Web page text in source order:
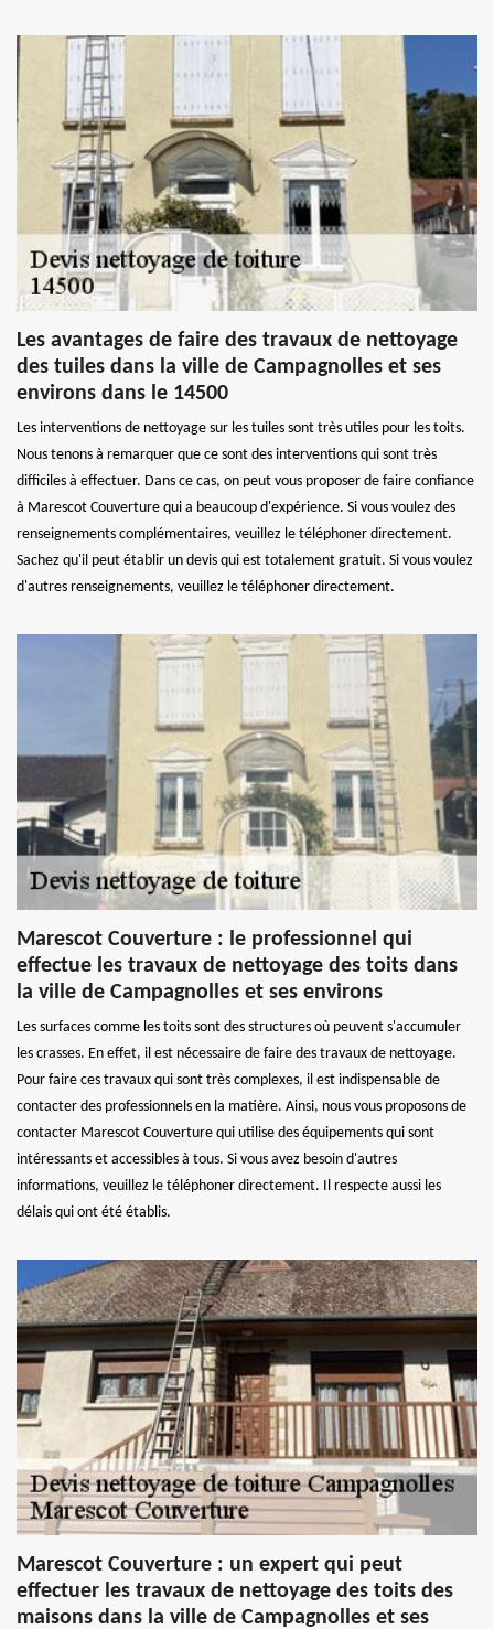
Les avantages de faire des travaux de nettoyage
des tuiles dans la ville de Campagnolles et ses
environs dans le 14500
Les interventions de nettoyage sur les tuiles sont très utiles pour les toits.
Nous tenons à remarquer que ce sont des interventions qui sont très
difficiles à effectuer. Dans ce cas, on peut vous proposer de faire confiance
à Marescot Couverture qui a beaucoup d'expérience. Si vous voulez des
renseignements complémentaires, veuillez le téléphoner directement.
Sachez qu'il peut établir un devis qui est totalement gratuit. Si vous voulez
d'autres renseignements, veuillez le téléphoner directement.
Marescot Couverture : le professionnel qui
effectue les travaux de nettoyage des toits dans
la ville de Campagnolles et ses environs
Les surfaces comme les toits sont des structures où peuvent s'accumuler
les crasses. En effet, il est nécessaire de faire des travaux de nettoyage.
Pour faire ces travaux qui sont très complexes, il est indispensable de
contacter des professionnels en la matière. Ainsi, nous vous proposons de
contacter Marescot Couverture qui utilise des équipements qui sont
intéressants et accessibles à tous. Si vous avez besoin d'autres
informations, veuillez le téléphoner directement. Il respecte aussi les
délais qui ont été établis.
Marescot Couverture : un expert qui peut
effectuer les travaux de nettoyage des toits des
maisons dans la ville de Campagnolles et ses